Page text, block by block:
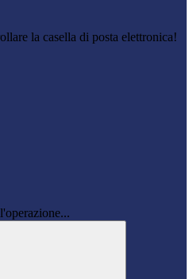
la casella di posta elettronica!